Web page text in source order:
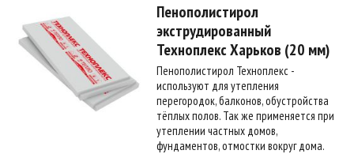
Пенополистирол
экструдированный
Техноплекс Харьков (20 мм)
Пенополистирол Техноплекс -
используют для утепления
перегородок, балконов, обустройства
тёплых полов. Так же применяется при
утеплении частных домов,
фундаментов, отмостки вокруг дома.